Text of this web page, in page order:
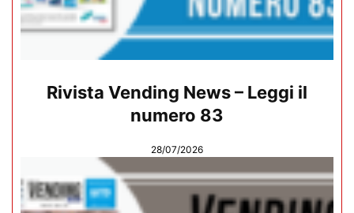
Rivista Vending News – Leggi il
numero 83
28/07/2026